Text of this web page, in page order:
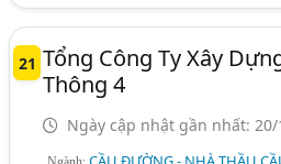
21 Tổng Công Ty Xây
Thông 4
Ngày cập nhật gần nhất: 20/